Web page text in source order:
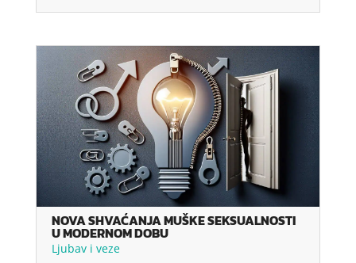
NOVA SHVAĆANJA MUŠKE SEKSUALNOSTI
U MODERNOM DOBU
Ljubav i veze